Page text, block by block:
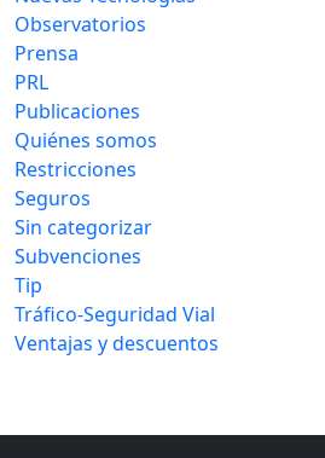
Observatorios
Prensa
PRL
Publicaciones
Quiénes somos
Restricciones
Seguros
Sin categorizar
Subvenciones
Tip
Tráfico-Seguridad Vial
Ventajas y descuentos